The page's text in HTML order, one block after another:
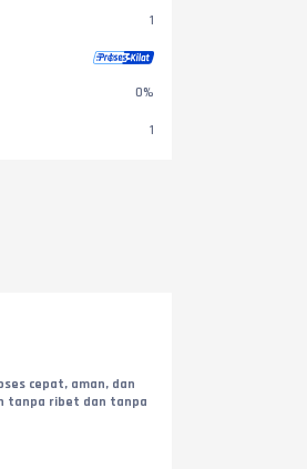
1
0%
1
cepat, aman, dan
tanpa ribet dan tanpa